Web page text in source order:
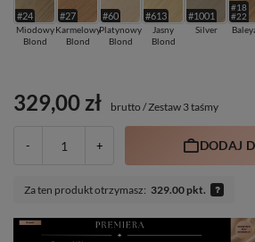
#24
Miodowy
Blond
#27
Karmelowy
Blond
#60
Platynowy
Blond
#613
Jasny
Blond
#1001
Silver
#18
#22
329,00 zł brutto /Zestaw 3 taśmy
- + DODAJ
Za ten produkt otrzymasz: 329.00 pkt.